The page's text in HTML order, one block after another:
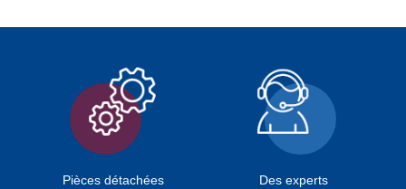
Pièces détachées
Des experts